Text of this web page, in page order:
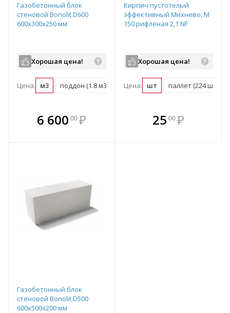
Газобетонный блок
стеновой Bonolit D600
600х300х250 мм
Хорошая цена!
Цена: м3 поддон (1.8 м3)
6 600 00 ₽
В комплекте
всегда выгоднее!
Кирпич пустотелый
эффективный Михнево, М
150 рифленая 2,1 NF
Хорошая цена!
Цена: шт паллет (224 шт)
В комплекте
всегда выгоднее!
25 00 ₽
Газобетонный блок
стеновой Bonolit D500
600х500х200 мм